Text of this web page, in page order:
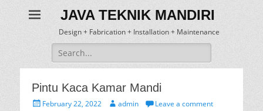
JAVA TEKNIK MANDIRI
Design + Fabrication + Installation + Maintenance
Search
for:
Pintu Kaca Kamar Mandi
PostedFebruary 22, 2022 Author
admin Leave a comment